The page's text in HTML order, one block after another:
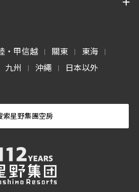
・甲信越 | 關東 | 東海 |
九州 | 沖繩 | 日本以外
索星野集團空房